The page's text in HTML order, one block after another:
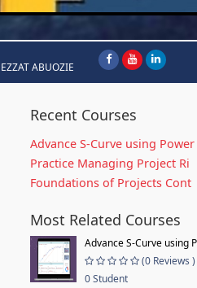
ABUOZIE
Recent Courses
Advance S-Curve using Power
Practice Managing Project Ri
Foundations of Projects Cont
Most Related Courses
Advance S-Curve using
(0 Reviews )
0 Student